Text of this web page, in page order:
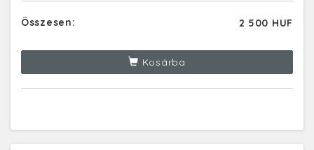
Összesen: 2 500 HUF
Kosárba